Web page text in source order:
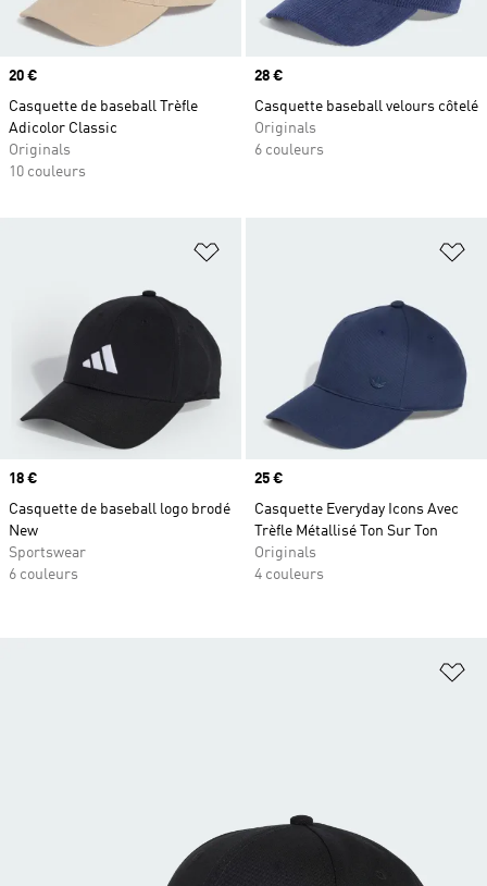
Prix
20 €
Casquette de baseball Trèfle
Adicolor Classic
Originals
10 couleurs
Prix
28 €
Casquette baseball velours côtelé
Originals
6 couleurs
Ajouter à la Liste de produits
Prix
18 €
Casquette de baseball logo brodé
New
Sportswear
6 couleurs
Prix
25 €
Casquette Everyday Icons Avec
Trèfle Métallisé Ton Sur Ton
Originals
4 couleurs